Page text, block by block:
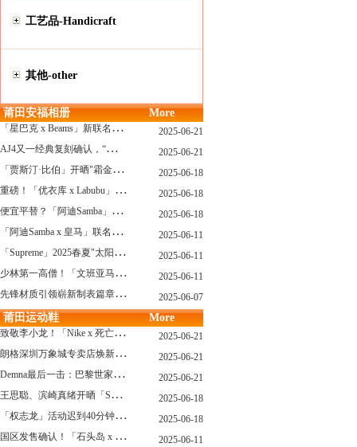
工艺品-Handicraft
其他-other
莆田安福相册 More
「
星巴克 x Beams」新联名系列曝光，定档发售！ 2025-06-21
A
J4又一经典复刻确认，“黑猫”配色发售日公布了！ 2025-06-21
「
贾斯汀·比伯」开晒"霜金爱彼AP"皇家橡树，破产？不可能的... 2025-06-18
重
磅！「优衣库 x Labubu」联名2.0计划曝光，单品清单泄露！ 2025-06-18
便
宜平替？「阿迪Samba」特别款"珍珠蕾丝"曝光，确认发售！ 2025-06-18
「
阿迪Samba x 皇马」联名确认发售，附发售链接... 2025-06-11
「
Supreme」2025春夏"太阳镜"系列曝光，附发售指南！ 2025-06-11
少
林第一高僧！「文班亚马」剃光头，去河南少林寺修行了... 2025-06-11
先
锋材质引领崭新制表篇章 TAG Heuer泰格豪雅推出采用新型钛金属打造的摩纳哥系列双秒追针计时码表，全新定义先锋材质 2025-06-07
莆田运动鞋 More
致
敬李小龙！「Nike x 死亡游戏」特殊配色曝光，确认发售！ 2025-06-21
朗
格深圳万象城专卖店焕新开幕 萨克森制表艺术耀启华南新章 2025-06-21
D
emna最后一击：巴黎世家玩上PUMA了 2025-06-21
王
思聪、滨崎真绪开晒「Switch 2」，一台溢价1000+...！ 2025-06-18
「
权志龙」活动迟到40分钟，反手捐了8.8亿韩元... 2025-06-18
国
区发售确认！「石头岛 x New Balance」新联名曝光，定档了！ 2025-06-11